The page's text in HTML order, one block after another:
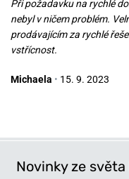
zítra 11. 8. u vás
749 Kč
Při požadavku na rychlé
nebyl v ničem problém.
prodávajícím za rychlé
vstřícnost.
Michaela • 15. 9. 2023
Novinky ze